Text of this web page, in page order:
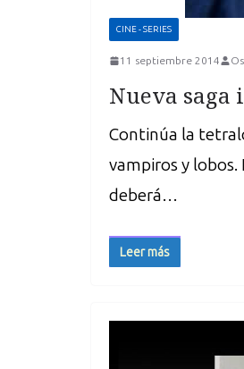
CINE - SERIES
11 septiembre 2014
Nueva
Continúa la
vampiros y
deberá…
Leer más